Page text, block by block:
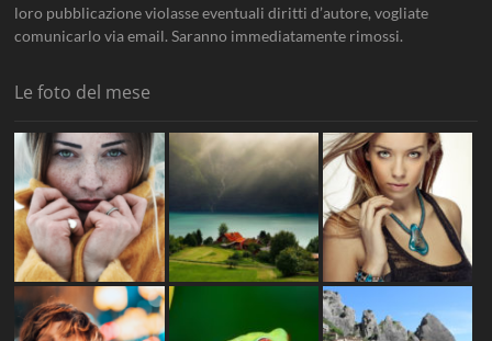
loro pubblicazione violasse eventuali diritti d’autore, vogliate
comunicarlo via email. Saranno immediatamente rimossi.
Le foto del mese